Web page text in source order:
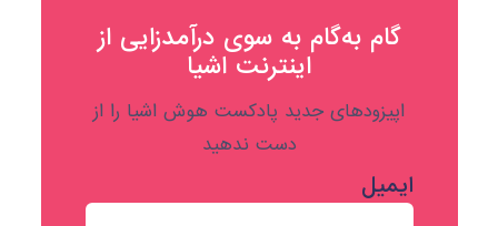
گام به‌گام به‌ سوی درآمدزایی از
اینترنت اشیا
اپیزودهای جدید پادکست هوش اشیا را از
دست ندهید
ایمیل